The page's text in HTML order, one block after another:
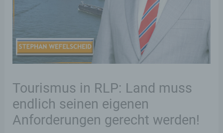
Tourismus in RLP: Land muss
endlich seinen eigenen
Anforderungen gerecht werden!